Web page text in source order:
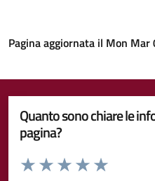
Pagina aggiornata il Mon
Quanto sono chiare le
pagina?
Valuta da 1 a 5 stelle la pagina